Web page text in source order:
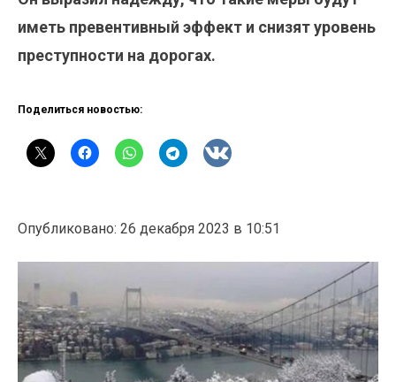
иметь превентивный эффект и снизят уровень
преступности на дорогах.
Поделиться новостью:
Опубликовано: 26 декабря 2023 в 10:51